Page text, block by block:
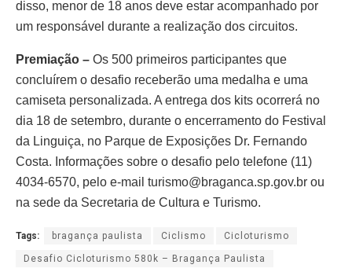
disso, menor de 18 anos deve estar acompanhado por
um responsável durante a realização dos circuitos.
Premiação – Os 500 primeiros participantes que
concluírem o desafio receberão uma medalha e uma
camiseta personalizada. A entrega dos kits ocorrerá no
dia 18 de setembro, durante o encerramento do Festival
da Linguiça, no Parque de Exposições Dr. Fernando
Costa. nformações sobre o desafio pelo telefone (11)
4034-6570, pelo e-mail turismo@braganca.sp.gov.br ou
na sede da Secretaria de Cultura e Turismo.
Tags: bragança paulista Ciclismo Cicloturismo
Desafio Cicloturismo 580k – Bragança Paulista